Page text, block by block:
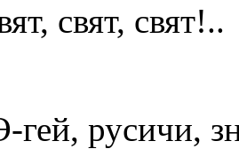
свят, свят!..
русичи,